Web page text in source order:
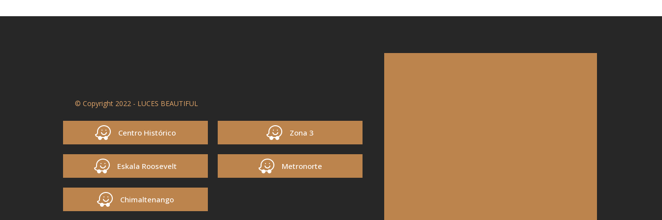
© Copyright 2022 - LUCES BEAUTIFUL
Centro Histórico Zona 3
Eskala Roosevelt Metronorte
Chimaltenango